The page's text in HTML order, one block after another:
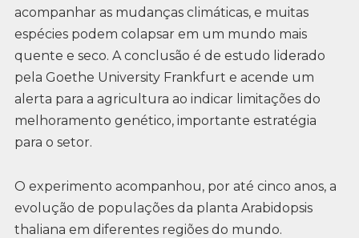
acompanhar as mudanças climáticas, e muitas
espécies podem colapsar em um mundo mais
quente e seco. A conclusão é de estudo liderado
pela Goethe University Frankfurt e acende um
alerta para a agricultura ao indicar limitações do
melhoramento genético, importante estratégia
para o setor.
O experimento acompanhou, por até cinco anos, a
evolução de populações da planta Arabidopsis
thaliana em diferentes regiões do mundo.